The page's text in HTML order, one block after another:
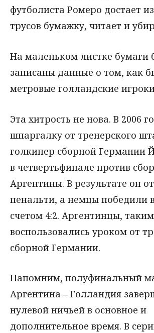
футболиста Ромеро достает
трусов бумажку, читает и
На маленьком листке бумаги
записаны данные о том, как
метровые голландские
Эта хитрость не нова. В 2006
шпаргалку от тренерского
голкипер сборной Германии
в четвертьфинале против
Аргентины. В результате он
пенальти, а немцы победили
счетом 4:2. Аргентинцы,
воспользовались уроком от
сборной Германии.
Напомним, полуфинальный
Аргентина – Голландия
нулевой ничьей в основное и
дополнительное время. В